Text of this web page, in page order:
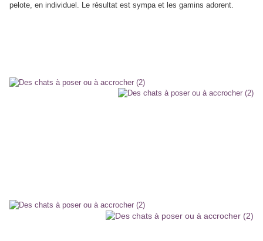
pelote, en individuel. Le résultat est sympa et les gamins adorent.